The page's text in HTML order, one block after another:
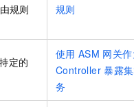
规则
规则
定的
使用 ASM 网关
Controller 暴露
务